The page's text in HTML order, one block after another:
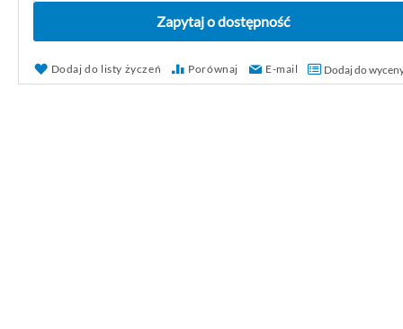
Zapytaj o dostępność
Dodaj do listy życzeń Porównaj E-mail Dodaj do